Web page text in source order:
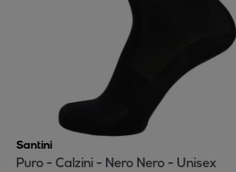
Santini
Puro - Calzini - Nero Nero - Unisex